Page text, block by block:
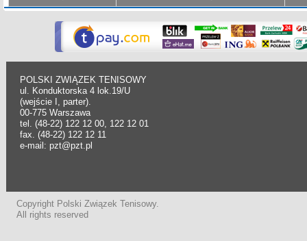
POLSKI ZWIĄZEK TENISOWY
ul. Konduktorska 4 lok.19/U
(wejście I, parter).
00-775 Warszawa
tel. (48-22) 122 12 00, 122 12 01
fax. (48-22) 122 12 11
e-mail: pzt@pzt.pl
Copyright Polski Związek Tenisowy.
All rights reserved